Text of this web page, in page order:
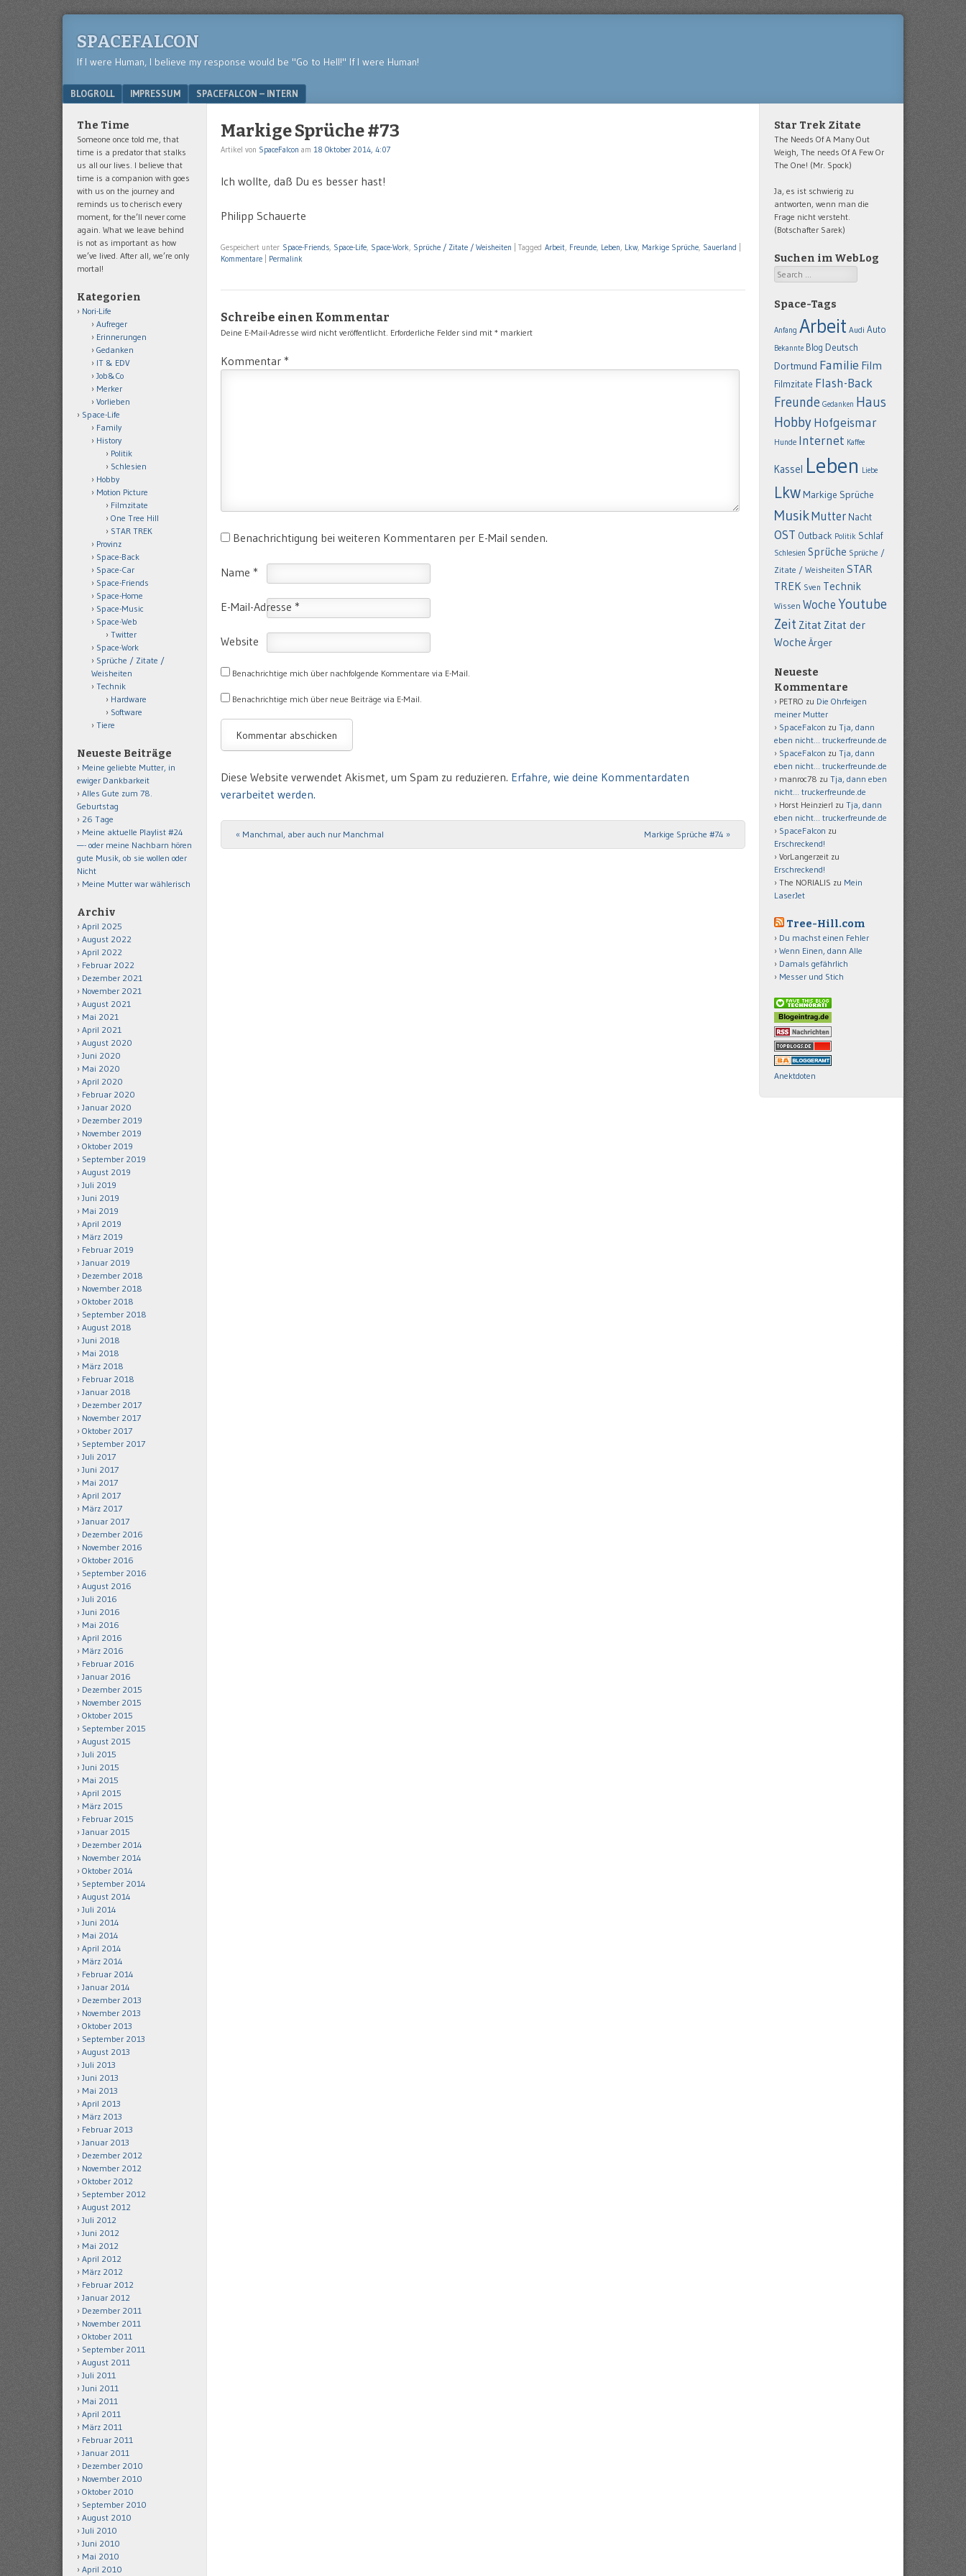
SPACEFALCON
If I were Human, I believe my response would be "Go to Hell!" If I were Human!
Menu
SKIP TO CONTENT
BLOGROLL IMPRESSUM SPACEFALCON – INTERN
Markige Sprüche #73
Artikel von SpaceFalcon am 18 Oktober 2014, 4:07
Ich wollte, daß Du es besser hast!
Philipp Schauerte
Gespeichert unter Space-Friends, Space-Life, Space-Work, Sprüche / Zitate / Weisheiten Tagged Arbeit, Freunde, Leben, Lkw, Markige Sprüche, Sauerland
Kommentare
Permalink
Schreibe einen Kommentar
Deine E-Mail-Adresse wird nicht veröffentlicht. Erforderliche Felder sind mit * markiert
Kommentar *
Benachrichtigung bei weiteren Kommentaren per E-Mail senden.
Name *
E-Mail-Adresse *
Website
Benachrichtige mich über nachfolgende Kommentare via E-Mail.
Benachrichtige mich über neue Beiträge via E-Mail.
Diese Website verwendet Akismet, um Spam zu reduzieren. Erfahre, wie deine Kommentardaten
verarbeitet werden.
Post navigation
« Manchmal, aber auch nur Manchmal Markige Sprüche #74 »
The Time
Someone once told me, that
time is a predator that stalks
us all our lives. I believe that
time is a companion with goes
with us on the journey and
reminds us to cherisch every
moment, for the’ll never come
again. What we leave behind
is not as important as how
we’ve lived. After all, we’re only
mortal!
Kategorien
Nori-Life
Aufreger
Erinnerungen
Gedanken
IT & EDV
Job&Co
Merker
Vorlieben
Space-Life
Family
History
Politik
Schlesien
Hobby
Motion Picture
Filmzitate
One Tree Hill
STAR TREK
Provinz
Space-Back
Space-Car
Space-Friends
Space-Home
Space-Music
Space-Web
Twitter
Space-Work
Sprüche / Zitate /
Weisheiten
Technik
Hardware
Software
Tiere
Neueste Beiträge
Meine geliebte Mutter, in
ewiger Dankbarkeit
Alles Gute zum 78.
Geburtstag
26 Tage
Meine aktuelle Playlist #24
—- oder meine Nachbarn hören
gute Musik, ob sie wollen oder
Nicht
Meine Mutter war wählerisch
Archiv
April 2025
August 2022
April 2022
Februar 2022
Dezember 2021
November 2021
August 2021
Mai 2021
April 2021
August 2020
Juni 2020
Mai 2020
April 2020
Februar 2020
Januar 2020
Dezember 2019
November 2019
Oktober 2019
September 2019
August 2019
Juli 2019
Juni 2019
Mai 2019
April 2019
März 2019
Februar 2019
Januar 2019
Dezember 2018
November 2018
Oktober 2018
September 2018
August 2018
Juni 2018
Mai 2018
März 2018
Februar 2018
Januar 2018
Dezember 2017
November 2017
Oktober 2017
September 2017
Juli 2017
Juni 2017
Mai 2017
April 2017
März 2017
Januar 2017
Dezember 2016
November 2016
Oktober 2016
September 2016
August 2016
Juli 2016
Juni 2016
Mai 2016
April 2016
März 2016
Februar 2016
Januar 2016
Dezember 2015
November 2015
Oktober 2015
September 2015
August 2015
Juli 2015
Juni 2015
Mai 2015
April 2015
März 2015
Februar 2015
Januar 2015
Dezember 2014
November 2014
Oktober 2014
September 2014
August 2014
Juli 2014
Juni 2014
Mai 2014
April 2014
März 2014
Februar 2014
Januar 2014
Dezember 2013
November 2013
Oktober 2013
September 2013
August 2013
Juli 2013
Juni 2013
Mai 2013
April 2013
März 2013
Februar 2013
Januar 2013
Dezember 2012
November 2012
Oktober 2012
September 2012
August 2012
Juli 2012
Juni 2012
Mai 2012
April 2012
März 2012
Februar 2012
Januar 2012
Dezember 2011
November 2011
Oktober 2011
September 2011
August 2011
Juli 2011
Juni 2011
Mai 2011
April 2011
März 2011
Februar 2011
Januar 2011
Dezember 2010
November 2010
Oktober 2010
September 2010
August 2010
Juli 2010
Juni 2010
Mai 2010
April 2010
Star Trek Zitate
The Needs Of A Many Out
Weigh, The needs Of A Few Or
The One! (Mr. Spock)
Ja, es ist schwierig zu
antworten, wenn man die
Frage nicht versteht.
(Botschafter Sarek)
Suchen im WebLog
Search
Space-Tags
Anfang Arbeit Audi Auto
Bekannte Blog Deutsch
Dortmund Familie Film
Filmzitate Flash-Back
Freunde Gedanken Haus
HobbyHofgeismar
Hunde Internet Kaffee
Kassel Leben Liebe
LkwMarkige Sprüche
MusikMutter Nacht
OST Outback Politik Schlaf
Schlesien Sprüche Sprüche /
Zitate / Weisheiten STAR
TREK Sven Technik
Wissen Woche Youtube
Zeit Zitat Zitat der
Woche Ärger
Neueste
Kommentare
PETRO zu Die Ohrfeigen
meiner Mutter
SpaceFalcon zu Tja, dann
eben nicht… truckerfreunde.de
SpaceFalcon zu Tja, dann
eben nicht… truckerfreunde.de
manroc78 zu Tja, dann eben
nicht… truckerfreunde.de
Horst Heinzierl zu Tja, dann
eben nicht… truckerfreunde.de
SpaceFalcon zu
Erschreckend!
VorLangerzeit zu
Erschreckend!
The NORIALIS zu Mein
LaserJet
Tree-Hill.com
Du machst einen Fehler
Wenn Einen, dann Alle
Damals gefährlich
Messer und Stich
Anektdoten